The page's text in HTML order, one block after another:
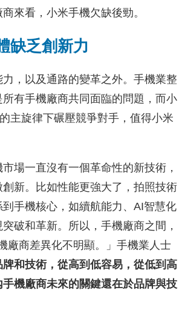
來看，小米手機欠缺後勁。
缺乏創新力
，以及通路的變革之外。手機業整
有手機廠商共同面臨的問題，而小
主旋律下碾壓競爭對手，值得小米
市場一直沒有一個革命性的新技術，
新。比如性能更強大了，拍照技術
手機核心，如續航能力、AI智慧化
破和革新。所以，手機廠商之間，
廠商差異化不明顯。」手機業人士
牌和技術，從高到低容易，從低到高
機廠商未來的關鍵還在於品牌與技